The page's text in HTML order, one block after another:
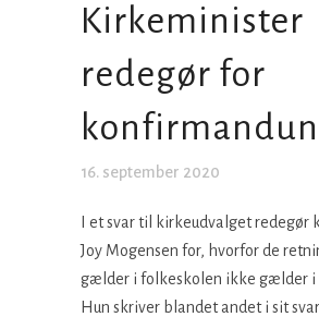
Kirkeminister
redegør for
16. september 2020
I et svar til kirkeudvalget
Joy Mogensen for, hvorfor de
gælder i folkeskolen ikke gælder i
Hun skriver blandet andet i sit